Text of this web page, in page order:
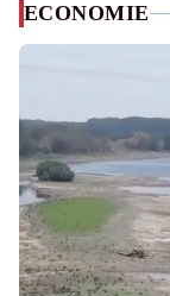
ECONOMIE